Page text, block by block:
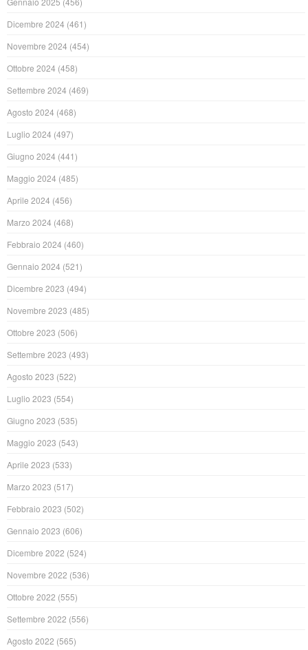
Dicembre 2024 (461)
Novembre 2024 (454)
Ottobre 2024 (458)
Settembre 2024 (469)
Agosto 2024 (468)
Luglio 2024 (497)
Giugno 2024 (441)
Maggio 2024 (485)
Aprile 2024 (456)
Marzo 2024 (468)
Febbraio 2024 (460)
Gennaio 2024 (521)
Dicembre 2023 (494)
Novembre 2023 (485)
Ottobre 2023 (506)
Settembre 2023 (493)
Agosto 2023 (522)
Luglio 2023 (554)
Giugno 2023 (535)
Maggio 2023 (543)
Aprile 2023 (533)
Marzo 2023 (517)
Febbraio 2023 (502)
Gennaio 2023 (606)
Dicembre 2022 (524)
Novembre 2022 (536)
Ottobre 2022 (555)
Settembre 2022 (556)
Agosto 2022 (565)